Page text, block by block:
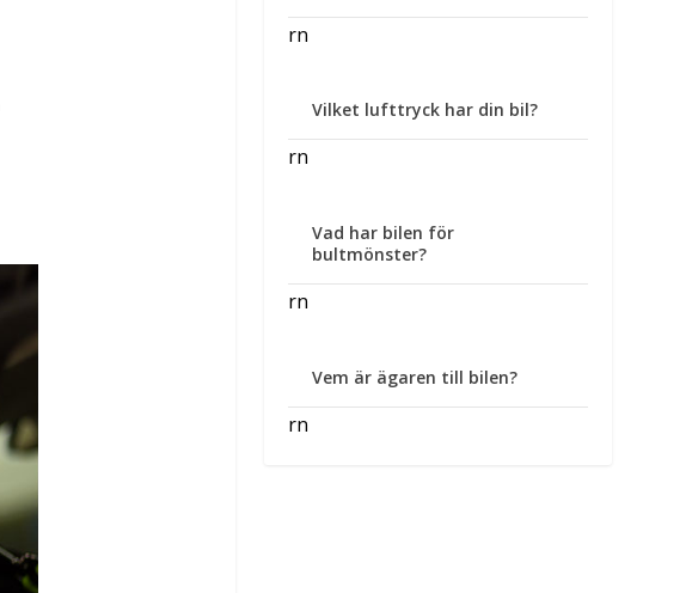
rn
Vilket lufttryck har din bil?
rn
Vad har bilen för
bultmönster?
rn
Vem är ägaren till bilen?
rn